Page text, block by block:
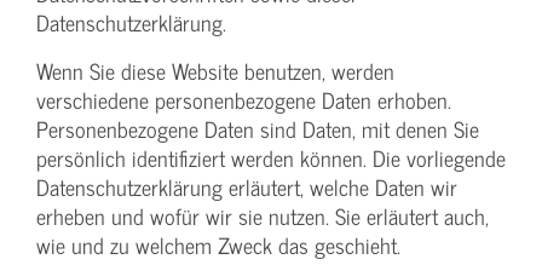
Datenschutzerklärung.
Wenn Sie diese Website benutzen, werden
verschiedene personenbezogene Daten erhoben.
Personenbezogene Daten sind Daten, mit denen Sie
persönlich identifiziert werden können. Die vorliegende
Datenschutzerklärung erläutert, welche Daten wir
erheben und wofür wir sie nutzen. Sie erläutert auch,
wie und zu welchem Zweck das geschieht.